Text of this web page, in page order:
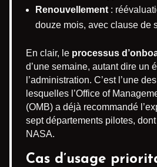
Renouvellement :
douze mois, avec clause de
En clair, le processus
d’une semaine, autant dire un
l’administration. C’est l’une
lesquelles l’Office of
(OMB) a déjà recommandé
sept départements pilotes, dont
NASA.
Cas d’usage